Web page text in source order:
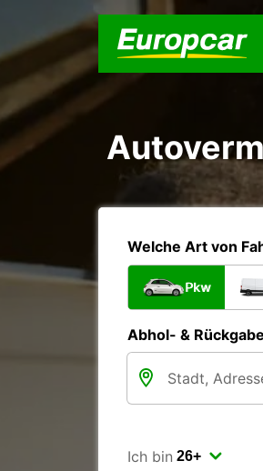
Welche Art von
Pkw
Abhol- &
Ich bin